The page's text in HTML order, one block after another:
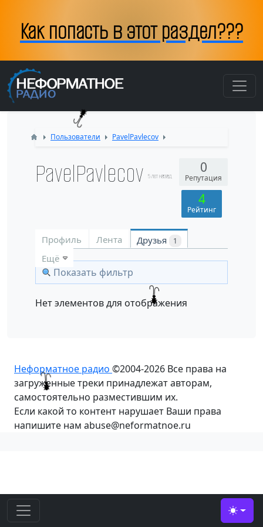
Как попасть в этот раздел???
Пользователи PavelPavlecov
PavelPavlecov 5 лет назад
0
Репутация
4
Рейтинг
Профиль Лента Друзья 1
Ещё
Показать фильтр
Нет элементов для отображения
Неформатное радио ©2004-2026 Все права на
загруженные треки принадлежат авторам,
самостоятельно разместившим их.
Если какой то контент нарушает Ваши права
напишите нам abuse@neformatnoe.ru